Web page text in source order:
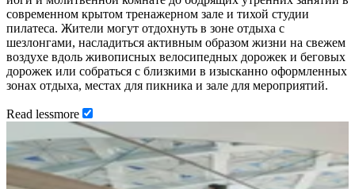
современном крытом тренажерном зале и тихой студии
пилатеса. Жители могут отдохнуть в зоне отдыха с
шезлонгами, насладиться активным образом жизни на свежем
воздухе вдоль живописных велосипедных дорожек и беговых
дорожек или собраться с близкими в изысканно оформленных
зонах отдыха, местах для пикника и зале для мероприятий.
Read lessmore